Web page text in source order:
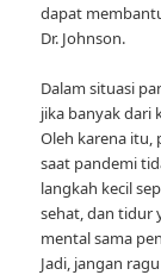
dapat
Dr. Johnson.
Dalam situasi
jika banyak dari
Oleh karena itu,
saat pandemi
langkah kecil
sehat, dan tidur
mental sama
Jadi, jangan